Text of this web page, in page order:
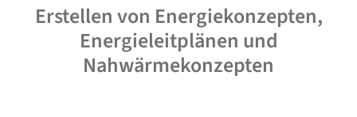
Erstellen von Energiekonzepten,
Energieleitplänen und
Nahwärmekonzepten